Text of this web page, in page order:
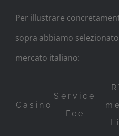
Per illustrare
sopra abbiamo
mercato italiano:
Casino
Service
Fee